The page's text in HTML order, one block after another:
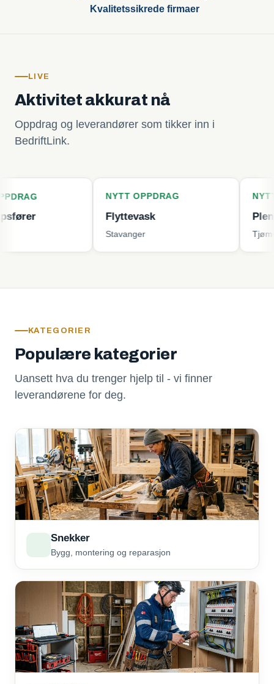
Kvalitetssikrede firmaer
LIVE
Aktivitet akkurat nå
Oppdrag og leverandører som tikker inn i
BedriftLink.
NYTT OPPDRAG
Flyttevask
NYTT
Plenklipping
KATEGORIER
Populære kategorier
Uansett hva du trenger hjelp til - vi finner
leverandørene for deg.
Snekker
Bygg, montering og reparasjon